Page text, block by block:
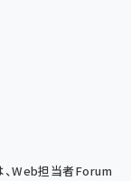
Web担当者Forum